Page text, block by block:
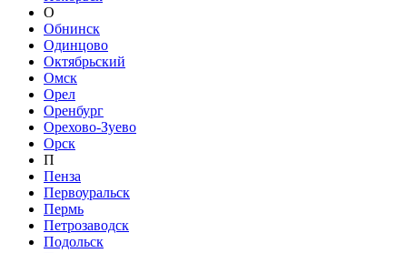
О
Обнинск
Одинцово
Октябрьский
Омск
Орел
Оренбург
Орехово-Зуево
Орск
П
Пенза
Первоуральск
Пермь
Петрозаводск
Подольск